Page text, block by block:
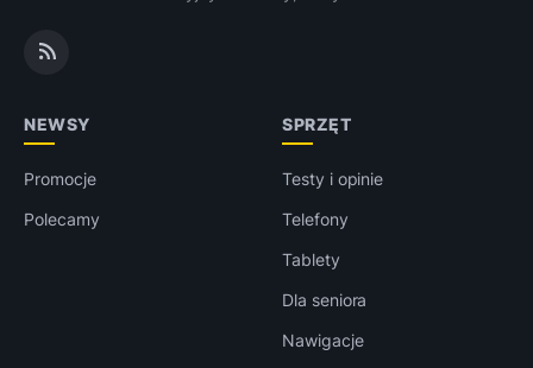
NEWSY
Promocje
Polecamy
SPRZĘT
Testy i opinie
Telefony
Tablety
Dla seniora
Nawigacje